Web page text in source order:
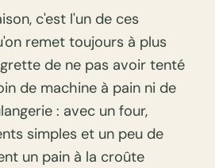
c'est l'un de ces
remet toujours à plus
de ne pas avoir tenté
de machine à pain ni de
: avec un four,
simples et un peu de
un pain à la croûte